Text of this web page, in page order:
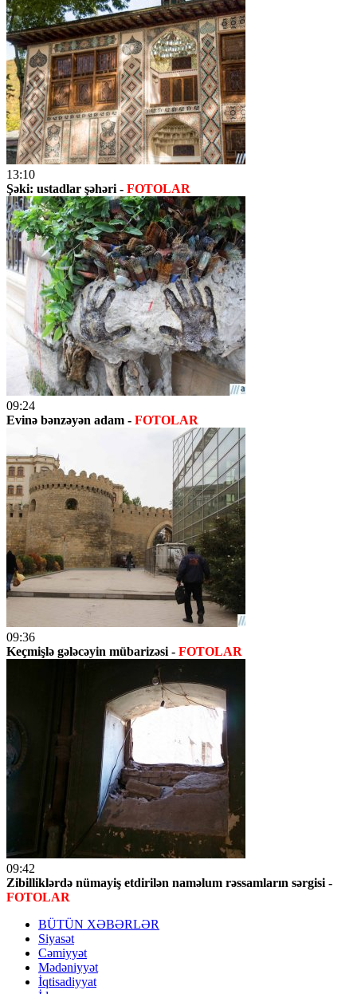
13:10
Şəki: ustadlar şəhəri - FOTOLAR
09:24
Evinə bənzəyən adam - FOTOLAR
09:36
Keçmişlə gələcəyin mübarizəsi - FOTOLAR
09:42
Zibilliklərdə nümayiş etdirilən naməlum rəssamların sərgisi -
FOTOLAR
BÜTÜN XƏBƏRLƏR
Siyasət
Cəmiyyət
Mədəniyyət
İqtisadiyyat